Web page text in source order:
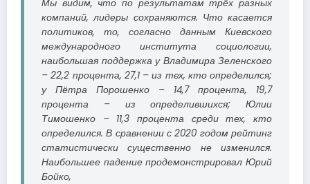
Мы видим, что по результатам трёх разных
компаний, лидеры сохраняются. Что касается
политиков, то, согласно данным Киевского
международного института социологии,
наибольшая поддержка у Владимира Зеленского
– 22,2 процента, 27,1 – из тех, кто определился;
у Пётра Порошенко – 14,7 процента, 19,7
процента – из определившихся; Юлии
Тимошенко – 11,3 процента среди тех, кто
определился. В сравнении с 2020 годом рейтинг
статистически существенно не изменился.
Наибольшее падение продемонстрировал Юрий
Бойко,